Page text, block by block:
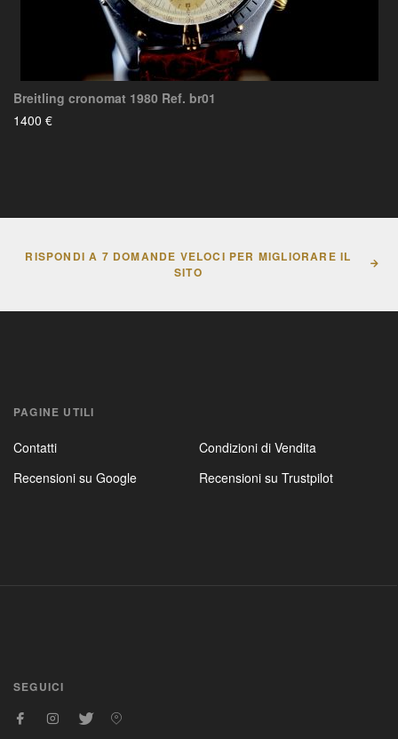
Breitling cronomat 1980 Ref. br01
1400 €
RISPONDI A 7 DOMANDE VELOCI PER MIGLIORARE IL
SITO
PAGINE UTILI
Contatti
Condizioni di Vendita
Recensioni su Google
Recensioni su Trustpilot
SEGUICI